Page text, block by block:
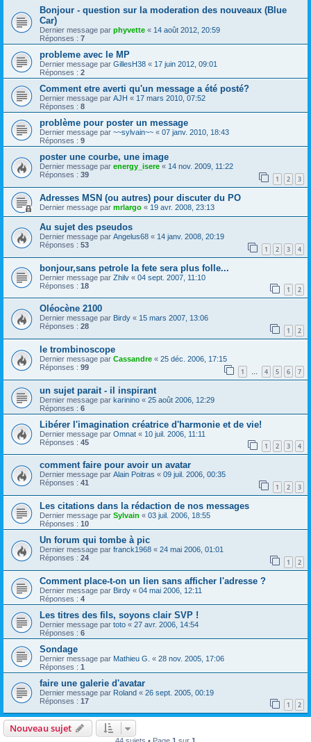
Bonjour - question sur la moderation des nouveaux (Blue
Car)
Dernier message par phyvette « 14 août 2012, 20:59
Réponses : 7
probleme avec le MP
Dernier message par GillesH38 « 17 juin 2012, 09:01
Réponses : 2
Comment etre averti qu'un message a été posté?
Dernier message par AJH « 17 mars 2010, 07:52
Réponses : 8
problème pour poster un message
Dernier message par ~~sylvain~~ « 07 janv. 2010, 18:43
Réponses : 9
poster une courbe, une image
Dernier message par energy_isere « 14 nov. 2009, 11:22
Réponses : 39 1 2 3
Adresses MSN (ou autres) pour discuter du PO
Dernier message par mrlargo « 19 avr. 2008, 23:13
Au sujet des pseudos
Dernier message par Angelus68 « 14 janv. 2008, 20:19
Réponses : 53 1 2 3 4
bonjour,sans petrole la fete sera plus folle...
Dernier message par Zhilv « 04 sept. 2007, 11:10
Réponses : 18 1 2
Oléocène 2100
Dernier message par Birdy « 15 mars 2007, 13:06
Réponses : 28 1 2
le trombinoscope
Dernier message par Cassandre « 25 déc. 2006, 17:15
Réponses : 99 1 … 4 5 6 7
un sujet parait - il inspirant
Dernier message par karinino « 25 août 2006, 12:29
Réponses : 6
Libérer l'imagination créatrice d'harmonie et de vie!
Dernier message par Omnat « 10 juil. 2006, 11:11
Réponses : 45 1 2 3 4
comment faire pour avoir un avatar
Dernier message par Alain Poitras « 09 juil. 2006, 00:35
Réponses : 41 1 2 3
Les citations dans la rédaction de nos messages
Dernier message par Sylvain « 03 juil. 2006, 18:55
Réponses : 10
Un forum qui tombe à pic
Dernier message par franck1968 « 24 mai 2006, 01:01
Réponses : 24 1 2
Comment place-t-on un lien sans afficher l'adresse ?
Dernier message par Birdy « 04 mai 2006, 12:11
Réponses : 4
Les titres des fils, soyons clair SVP !
Dernier message par toto « 27 avr. 2006, 14:54
Réponses : 6
Sondage
Dernier message par Mathieu G. « 28 nov. 2005, 17:06
Réponses : 1
faire une galerie d'avatar
Dernier message par Roland « 26 sept. 2005, 00:19
Réponses : 17 1 2
Nouveau sujet